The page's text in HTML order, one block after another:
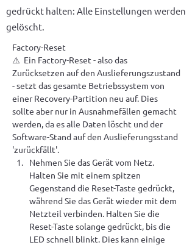
gedrückt halten: Alle Einstellungen werden
gelöscht.
Factory-Reset
⚠️  Ein Factory-Reset - also das
Zurücksetzen auf den Auslieferungszustand
- setzt das gesamte Betriebssystem von
einer Recovery-Partition neu auf. Dies
sollte aber nur in Ausnahmefällen gemacht
werden, da es alle Daten löscht und der
Software-Stand auf den Auslieferungsstand
'zurückfällt'.
Nehmen Sie das Gerät vom Netz.
Halten Sie mit einem spitzen
Gegenstand die Reset-Taste gedrückt,
während Sie das Gerät wieder mit dem
Netzteil verbinden. Halten Sie die
Reset-Taste solange gedrückt, bis die
LED schnell blinkt. Dies kann einige